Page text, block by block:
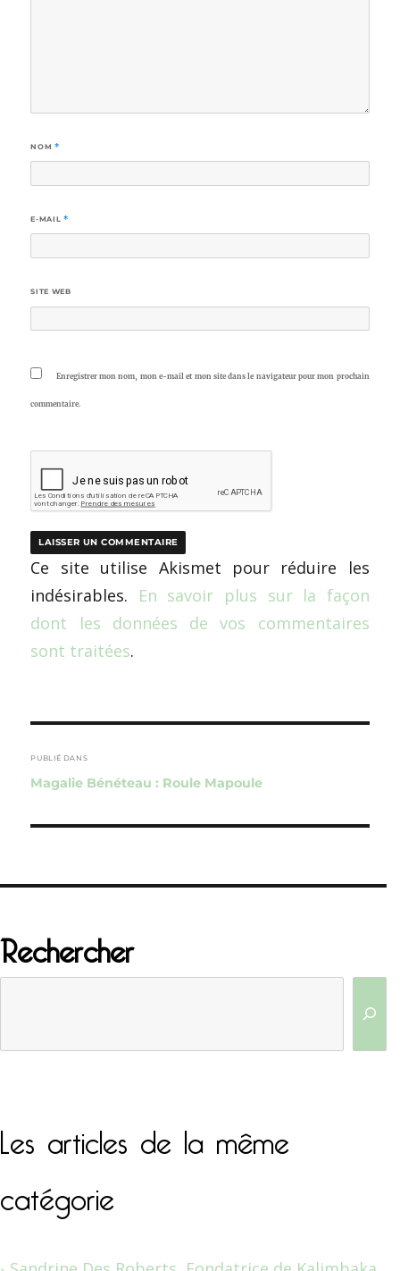
NOM *
E-MAIL *
SITE WEB
Enregistrer mon nom, mon e-mail et mon site dans le navigateur pour mon prochain
commentaire.
Ce site utilise Akismet pour réduire les
indésirables. En savoir plus sur la façon
dont les données de vos commentaires
sont traitées.
de
l’article
PUBLIÉ DANS
Magalie Bénéteau : Roule Mapoule
Rechercher
Les articles de la même
catégorie